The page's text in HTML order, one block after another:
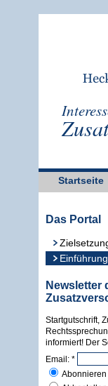
Startseite
Das Portal
Einführung
Newsletter
Startgutschrift,
informiert! Der
Email: *
Abonnieren